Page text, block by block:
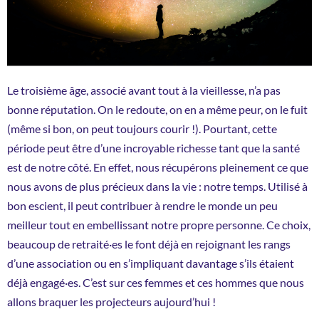
Le troisième âge, associé avant tout à la vieillesse, n’a pas
bonne réputation. On le redoute, on en a même peur, on le fuit
(même si bon, on peut toujours courir !). Pourtant, cette
période peut être d’une incroyable richesse tant que la santé
est de notre côté. En effet, nous récupérons pleinement ce que
nous avons de plus précieux dans la vie : notre temps. Utilisé à
bon escient, il peut contribuer à rendre le monde un peu
meilleur tout en embellissant notre propre personne. Ce choix,
beaucoup de retraité·es le font déjà en rejoignant les rangs
d’une association ou en s’impliquant davantage s’ils étaient
déjà engagé·es. C’est sur ces femmes et ces hommes que nous
allons braquer les projecteurs aujourd’hui !